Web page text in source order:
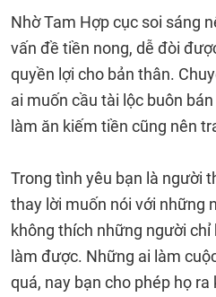
Nhờ Tam Hợp cục soi sáng
vấn đề tiền nong, dễ đòi
quyền lợi cho bản thân.
ai muốn cầu tài lộc buôn
làm ăn kiếm tiền cũng nên
Trong tình yêu bạn là người
thay lời muốn nói với những
không thích những người
làm được. Những ai làm
quá, nay bạn cho phép họ